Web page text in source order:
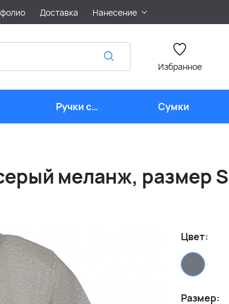
Доставка Нанесение
Избранное
Ручки с
логотипом
Сумки
меланж, размер S
Цвет:
Размер: